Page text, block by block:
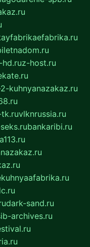
z-host.ru
kuhnyanazakaz.ru
vlknrussia.ru
bankaribi.ru
dark-sand.ru
archives.ru